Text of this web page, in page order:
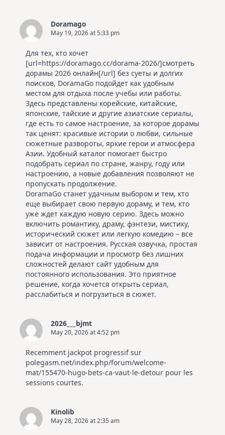
Doramago
May 19, 2026 at 5:33 pm
Для тех, кто хочет
[url=https://doramago.cc/dorama-2026/]смотреть
дорамы 2026 онлайн[/url] без суеты и долгих
поисков, DoramaGo подойдет как удобным
местом для отдыха после учебы или работы.
Здесь представлены корейские, китайские,
японские, тайские и другие азиатские сериалы,
где есть то самое настроение, за которое дорамы
так ценят: красивые истории о любви, сильные
сюжетные развороты, яркие герои и атмосфера
Азии. Удобный каталог помогает быстро
подобрать сериал по стране, жанру, году или
настроению, а новые добавления позволяют не
пропускать продолжение.
DoramaGo станет удачным выбором и тем, кто
еще выбирает свою первую дораму, и тем, кто
уже ждет каждую новую серию. Здесь можно
включить романтику, драму, фэнтези, мистику,
исторический сюжет или легкую комедию – все
зависит от настроения. Русская озвучка, простая
подача информации и просмотр без лишних
сложностей делают сайт удобным для
постоянного использования. Это приятное
решение, когда хочется открыть сериал,
расслабиться и погрузиться в сюжет.
2026___bjmt
May 20, 2026 at 4:52 pm
Recemment jackpot progressif sur
polegasm.net/index.php/forum/welcome-
mat/155470-hugo-bets-ca-vaut-le-detour pour les
sessions courtes.
Kinolib
May 28, 2026 at 2:35 am